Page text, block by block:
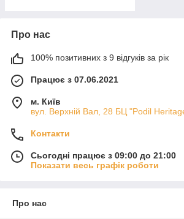
Про нас
100% позитивних з 9 відгуків за рік
Працює з 07.06.2021
м. Київ
вул. Верхній Вал, 28 БЦ "Podil
Контакти
Сьогодні працює з 09:00 до 21:00
Показати весь графік роботи
Про нас